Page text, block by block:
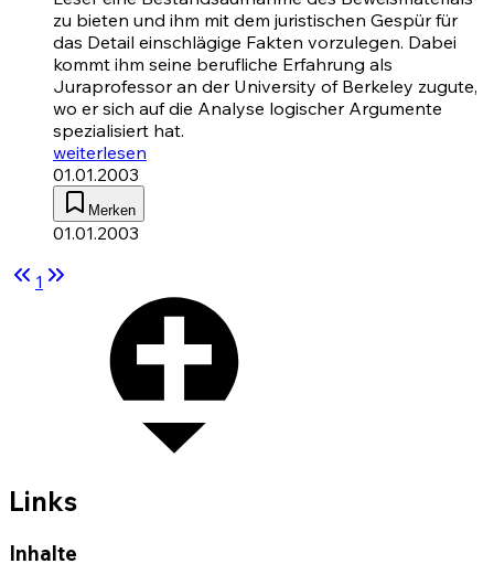
zu bieten und ihm mit dem juristischen Gespür für
das Detail einschlägige Fakten vorzulegen. Dabei
kommt ihm seine berufliche Erfahrung als
Juraprofessor an der University of Berkeley zugute,
wo er sich auf die Analyse logischer Argumente
spezialisiert hat.
weiterlesen
01.01.2003
Merken
01.01.2003
1
Links
Inhalte